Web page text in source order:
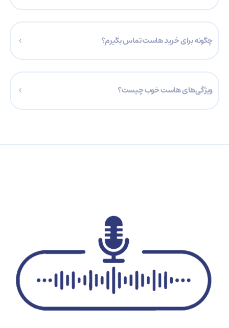
پنل اروپا، هاست دانلود ایران، هاست دانلود آلمان و هاست بک‌آپ، با
کانفیگ‌های وردپرس و لینوکس به صورت اشتراکی و مبلغ پایه
29هزارتومان حتی با تخفیف می‌فروشد.
چگونه برای خرید هاست تماس بگیرم؟
هاست با شماره تلفن پشتیبانی فروش هاست شتابان هاست
02491311031 به صورت 7/24 ساعته تماس بگیرید و هاست مورد نظر
خود را حتی با تخفیف خریداری نمایید.
ویژگی‌های هاست خوب چیست؟
باشد و امکانات جانبی خوبی هم جهت راه اندازی یک وب سایت داشته